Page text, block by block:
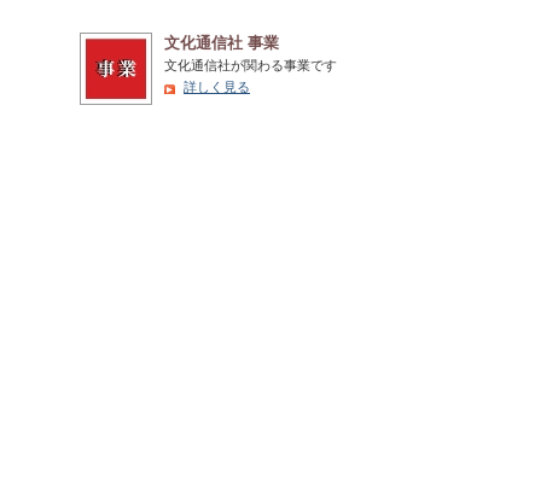
文化通信社 事業
文化通信社が関わる事業です
詳しく見る